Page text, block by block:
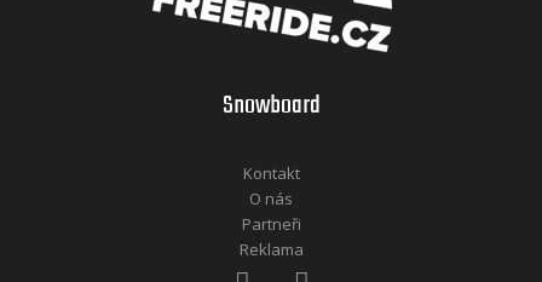
Snowboard
Kontakt
O nás
Partneři
Reklama